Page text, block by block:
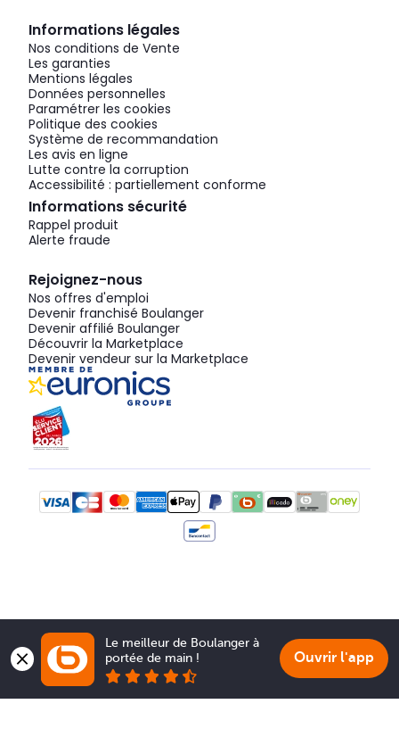
Informations légales
Nos conditions de Vente
Les garanties
Mentions légales
Données personnelles
Paramétrer les cookies
Politique des cookies
Système de recommandation
Les avis en ligne
Lutte contre la corruption
Accessibilité : partiellement conforme
Informations sécurité
Rappel produit
Alerte fraude
Rejoignez-nous
Nos offres d'emploi
Devenir franchisé Boulanger
Devenir affilié Boulanger
Découvrir la Marketplace
Devenir vendeur sur la Marketplace
Le meilleur de Boulanger à
portée de main !
Ouvrir l'app